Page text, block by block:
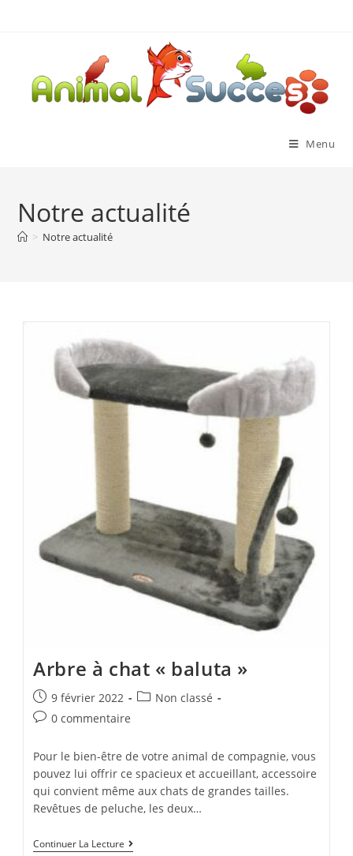
Menu
Notre actualité
> Notre actualité
Arbre à chat « baluta »
9 février 2022
Non classé
0 commentaire
Pour le bien-être de votre animal de compagnie, vous
pouvez lui offrir ce spacieux et accueillant, accessoire
qui convient même aux chats de grandes tailles.
Revêtues de peluche, les deux…
Continuer La Lecture